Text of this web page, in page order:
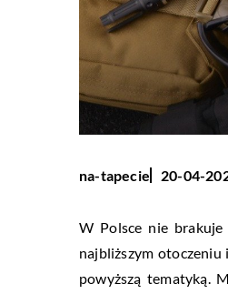
na-tapecie 20-04-
W Polsce nie
najbliższym otoczeniu
powyższą tematyką.